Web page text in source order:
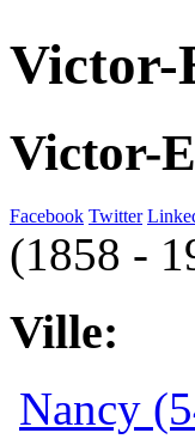
Victor-
Victor-
Facebook Twitter
(1858 -
Ville:
Nancy